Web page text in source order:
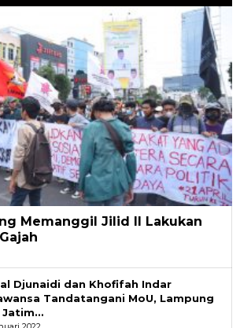
Memanggil Jilid II Lakukan
Djunaidi dan Khofifah Indar
Tandatangani MoU, Lampung
Jatim…